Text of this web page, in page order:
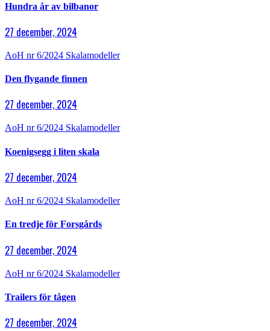
Hundra år av bilbanor
27 december, 2024
AoH nr 6/2024 Skalamodeller
Den flygande finnen
27 december, 2024
AoH nr 6/2024 Skalamodeller
Koenigsegg i liten skala
27 december, 2024
AoH nr 6/2024 Skalamodeller
En tredje för Forsgårds
27 december, 2024
AoH nr 6/2024 Skalamodeller
Trailers för tågen
27 december, 2024